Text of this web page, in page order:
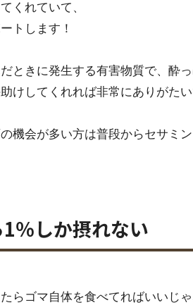
くれていて、
トします！
ときに発生する有害物質で、酔
けしてくれれば非常にありがたい
機会が多い方は普段からセサミ
％しか摂れない
らゴマ自体を食べてればいいじ